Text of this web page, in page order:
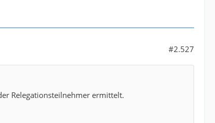
#2.527
Relegationsteilnehmer ermittelt.